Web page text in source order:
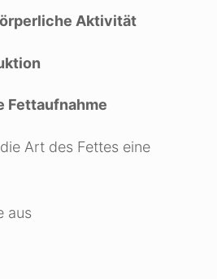
Aktivität
Fettaufnahme
Art des Fettes eine
aus